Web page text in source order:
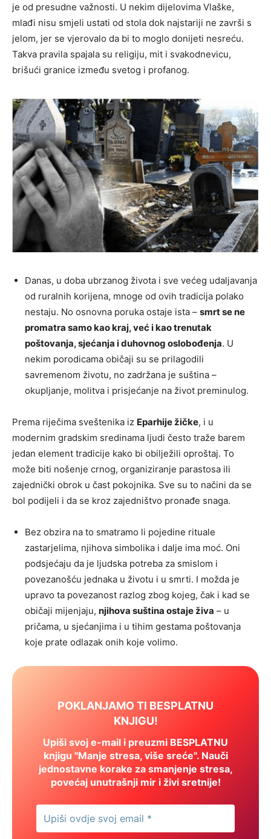
je od presudne važnosti. U nekim dijelovima Vlaške,
mlađi nisu smjeli ustati od stola dok najstariji ne završi s
jelom, jer se vjerovalo da bi to moglo donijeti nesreću.
Takva pravila spajala su religiju, mit i svakodnevicu,
brišući granice između svetog i profanog.
Danas, u doba ubrzanog života i sve većeg udaljavanja
od ruralnih korijena, mnoge od ovih tradicija polako
nestaju. No osnovna poruka ostaje ista – smrt se ne
promatra samo kao kraj, već i kao trenutak
poštovanja, sjećanja i duhovnog oslobođenja. U
nekim porodicama običaji su se prilagodili
savremenom životu, no zadržana je suština –
okupljanje, molitva i prisjećanje na život preminulog.
Prema riječima sveštenika iz Eparhije žičke, i u
modernim gradskim sredinama ljudi često traže barem
jedan element tradicije kako bi obilježili oproštaj. To
može biti nošenje crnog, organiziranje parastosa ili
zajednički obrok u čast pokojnika. Sve su to načini da se
bol podijeli i da se kroz zajedništvo pronađe snaga.
Bez obzira na to smatramo li pojedine rituale
zastarjelima, njihova simbolika i dalje ima moć. Oni
podsjećaju da je ljudska potreba za smislom i
povezanošću jednaka u životu i u smrti. I možda je
upravo ta povezanost razlog zbog kojeg, čak i kad se
običaji mijenjaju, njihova suština ostaje živa – u
pričama, u sjećanjima i u tihim gestama poštovanja
koje prate odlazak onih koje volimo.
POKLANJAMO TI BESPLATNU
KNJIGU!
Upiši svoj e-mail i preuzmi BESPLATNU
knjigu "Manje stresa, više sreće". Nauči
jednostavne korake za smanjenje stresa,
povećaj unutrašnji mir i živi sretnije!